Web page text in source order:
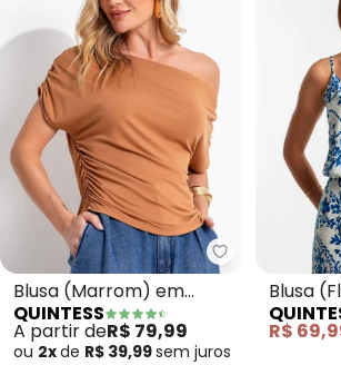
Quintess -
Blusa (Marrom) em
Malha Viscolycra
QUINTESS
A partir deR$ 79,99
ou 2xde R$ 39,99sem juros
Blusa
Viscose
R$